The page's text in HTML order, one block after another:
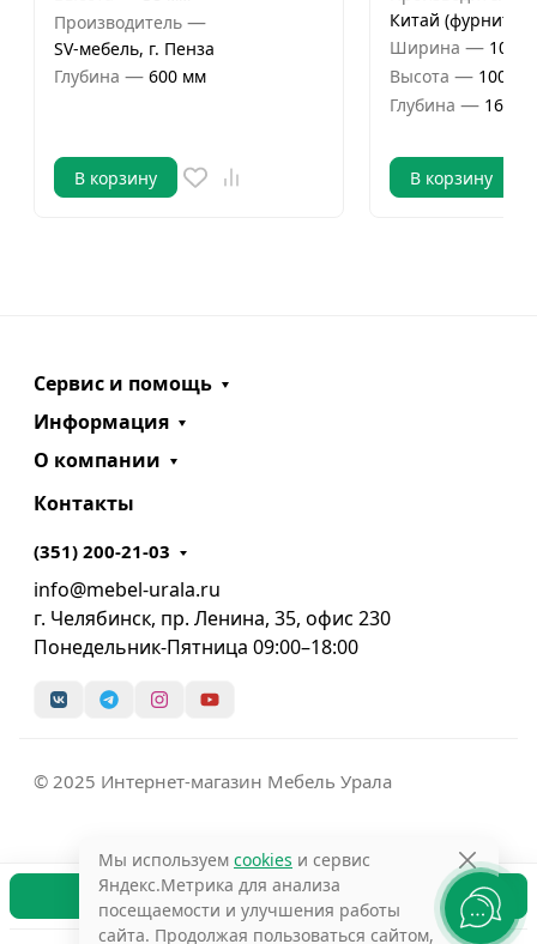
В корзину
Производитель —
SV-мебель, г. Пенза
Глубина — 600 мм
В корзину
Китай
Ширина — 10 мм
Высота — 100 мм
Глубина — 16 мм
В корзину
Сервис и помощь
Информация
О компании
Контакты
(351) 200-21-03
info@mebel-urala.ru
г. Челябинск, пр. Ленина, 35, офис 230
Понедельник-Пятница 09:00–18:00
© 2025 Интернет-магазин Мебель Урала
Мы используем cookies и сервис
Яндекс.Метрика для анализа
посещаемости и улучшения работы
сайта. Продолжая пользоваться сайтом,